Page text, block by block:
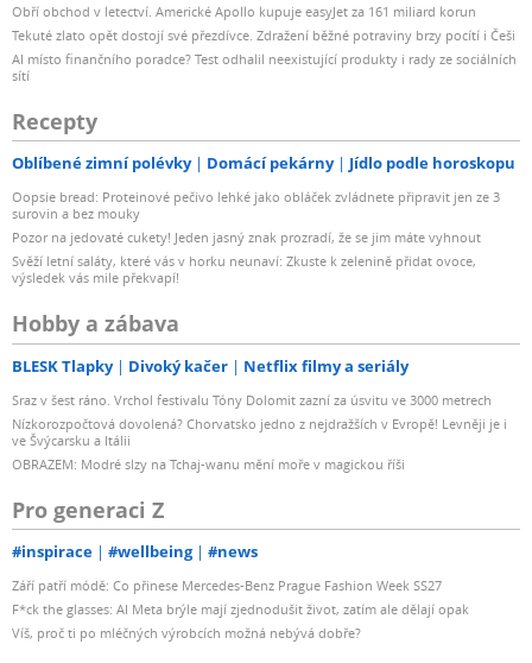
Obří obchod v letectví. Americké Apollo kupuje easyJet za 161 miliard korun
Tekuté zlato opět dostojí své přezdívce. Zdražení běžné potraviny brzy pocítí i Češi
AI místo finančního poradce? Test odhalil neexistující produkty i rady ze sociálních
sítí
Recepty
Oblíbené zimní polévky Domácí pekárny Jídlo podle horoskopu
Oopsie bread: Proteinové pečivo lehké jako obláček zvládnete připravit jen ze 3
surovin a bez mouky
Pozor na jedovaté cukety! Jeden jasný znak prozradí, že se jim máte vyhnout
Svěží letní saláty, které vás v horku neunaví: Zkuste k zelenině přidat ovoce,
výsledek vás mile překvapí!
Hobby a zábava
BLESK Tlapky Divoký kačer Netflix filmy a seriály
Sraz v šest ráno. Vrchol festivalu Tóny Dolomit zazní za úsvitu ve 3000 metrech
Nízkorozpočtová dovolená? Chorvatsko jedno z nejdražších v Evropě! Levněji je i
ve Švýcarsku a Itálii
OBRAZEM: Modré slzy na Tchaj-wanu mění moře v magickou říši
Pro generaci Z
#inspirace #wellbeing #news
Září patří módě: Co přinese Mercedes-Benz Prague Fashion Week SS27
F*ck the glasses: AI Meta brýle mají zjednodušit život, zatím ale dělají opak
Víš, proč ti po mléčných výrobcích možná nebývá dobře?